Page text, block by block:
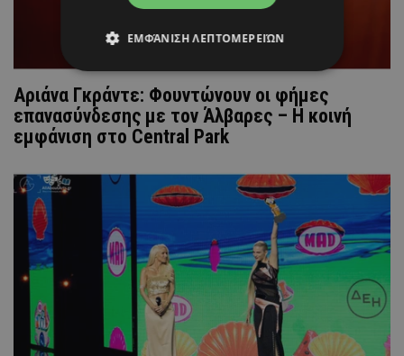
Αριάνα Γκράντε: Φουντώνουν οι φήμες
επανασύνδεσης με τον Άλβαρες – Η κοινή
εμφάνιση στο Central Park
ΕΜΦΆΝΙΣΗ ΛΕΠΤΟΜΕΡΕΙΏΝ